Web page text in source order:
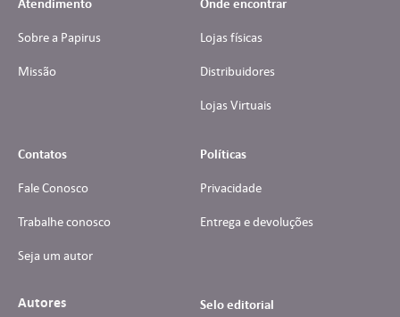
Atendimento
Sobre a Papirus
Missão
Onde encontrar
Lojas físicas
Distribuidores
Lojas Virtuais
Contatos
Fale Conosco
Trabalhe conosco
Seja um autor
Políticas
Privacidade
Entrega e devoluções
Autores
Selo editorial